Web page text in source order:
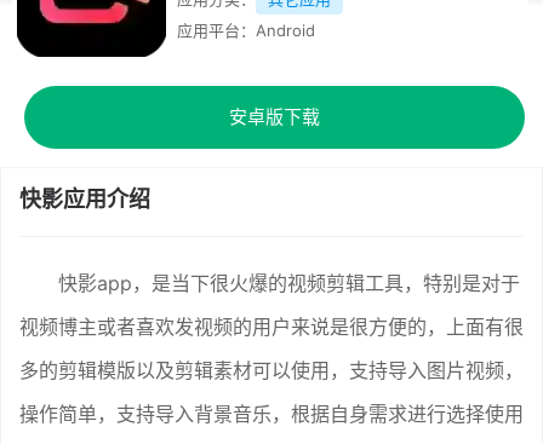
应用平台：Android
安卓版下载
快影应用介绍
快影app，是当下很火爆的视频剪辑工具，特别是对于
视频博主或者喜欢发视频的用户来说是很方便的，上面有很
多的剪辑模版以及剪辑素材可以使用，支持导入图片视频，
操作简单，支持导入背景音乐，根据自身需求进行选择使用